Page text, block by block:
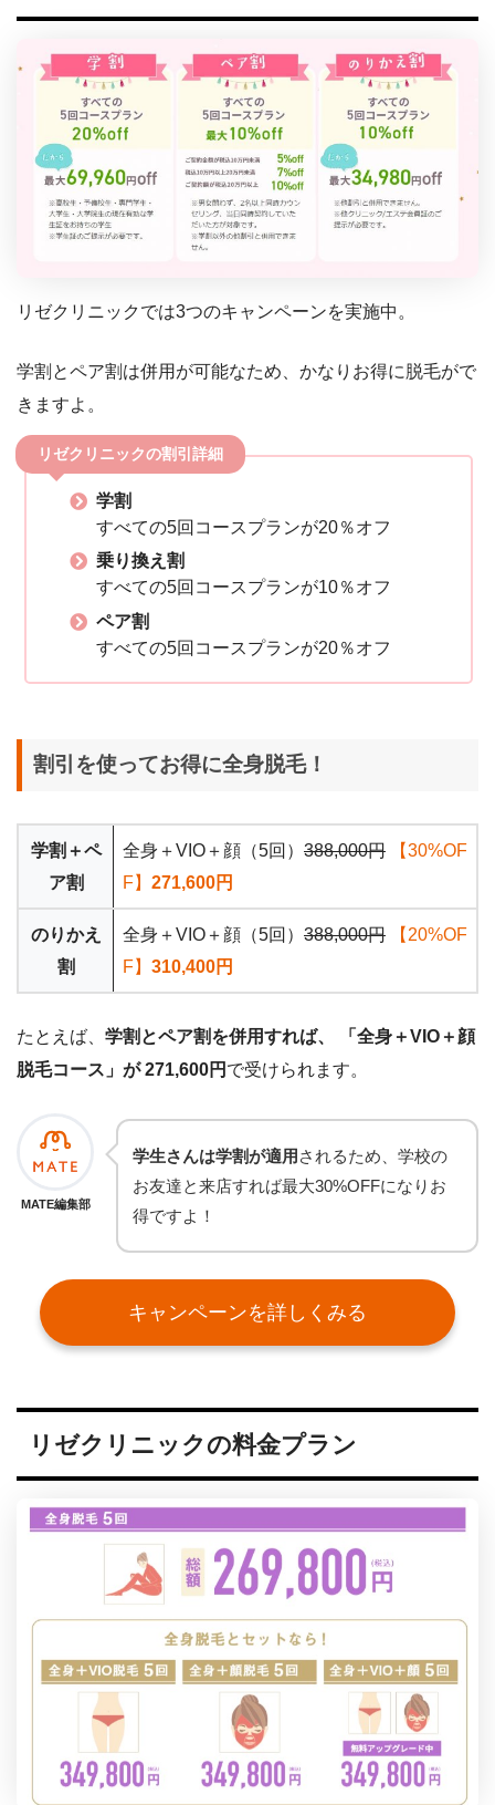
リゼクリニックでは3つのキャンペーンを実施中。
学割とペア割は併用が可能なため、かなりお得に脱毛がで
きますよ。
リゼクリニックの割引詳細
学割
すべての5回コースプランが20％オフ
乗り換え割
すべての5回コースプランが10％オフ
ペア割
すべての5回コースプランが20％オフ
割引を使ってお得に全身脱毛！
学割＋ペ
ア割
全身＋VIO＋顔（5回） 388,000円
【30%OF
F】 271,600円
のりかえ
割
全身＋VIO＋顔（5回） 388,000円
【20%OF
F】 310,400円
たとえば、 学割とペア割を併用すれば、 「全身＋VIO＋顔
脱毛コース」が 271,600円 で受けられます。
MATE編集部
学生さんは学割が適用 されるため、学校の
お友達と来店すれば最大30%OFFになりお
得ですよ！
キャンペーンを詳しくみる
リゼクリニックの料金プラン